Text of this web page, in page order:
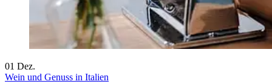
01 Dez.
Wein und Genuss in Italien